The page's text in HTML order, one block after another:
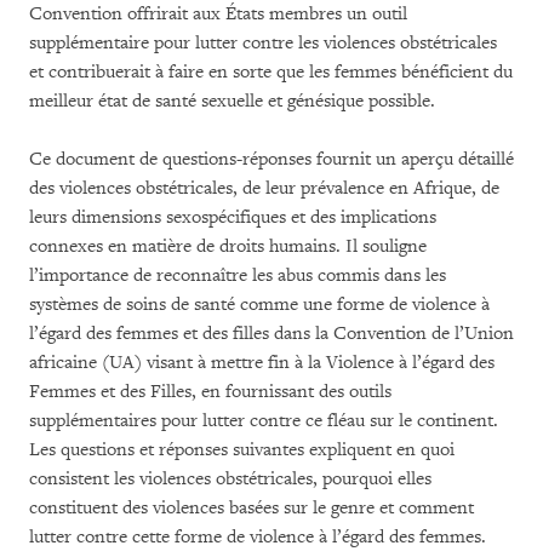
Convention offrirait aux États membres un outil
supplémentaire pour lutter contre les violences obstétricales
et contribuerait à faire en sorte que les femmes bénéficient du
meilleur état de santé sexuelle et génésique possible.
Ce document de questions-réponses fournit un aperçu détaillé
des violences obstétricales, de leur prévalence en Afrique, de
leurs dimensions sexospécifiques et des implications
connexes en matière de droits humains. Il souligne
l’importance de reconnaître les abus commis dans les
systèmes de soins de santé comme une forme de violence à
l’égard des femmes et des filles dans la Convention de l’Union
africaine (UA) visant à mettre fin à la Violence à l’égard des
Femmes et des Filles, en fournissant des outils
supplémentaires pour lutter contre ce fléau sur le continent.
Les questions et réponses suivantes expliquent en quoi
consistent les violences obstétricales, pourquoi elles
constituent des violences basées sur le genre et comment
lutter contre cette forme de violence à l’égard des femmes.